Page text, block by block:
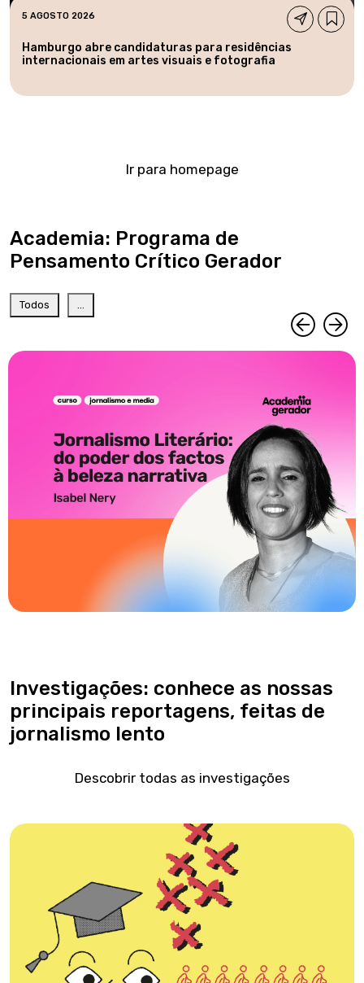
5 AGOSTO 2026
Hamburgo abre candidaturas para residências
internacionais em artes visuais e fotografia
Ir para homepage
Academia: Programa de
Pensamento Crítico Gerador
Todos
Investigações: conhece as nossas
principais reportagens, feitas de
jornalismo lento
Descobrir todas as investigações